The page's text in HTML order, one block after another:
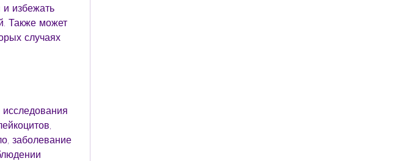
и избежать
Также может
случаях
заболевание